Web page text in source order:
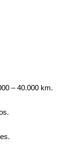
– 40.000 km.